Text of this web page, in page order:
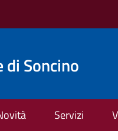
di Soncino
Servizi